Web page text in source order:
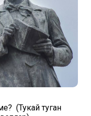
(Тукай туган